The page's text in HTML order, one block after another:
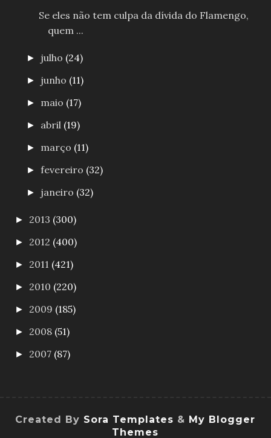
Se eles não tem culpa da dívida do Flamengo,
quem ...
► julho (24)
► junho (11)
► maio (17)
► abril (19)
► março (11)
►fevereiro (32)
► janeiro (32)
► 2013 (300)
► 2012 (400)
► 2011 (421)
► 2010 (220)
► 2009 (185)
► 2008 (51)
► 2007 (87)
Created By Sora Templates & My Blogger
Themes